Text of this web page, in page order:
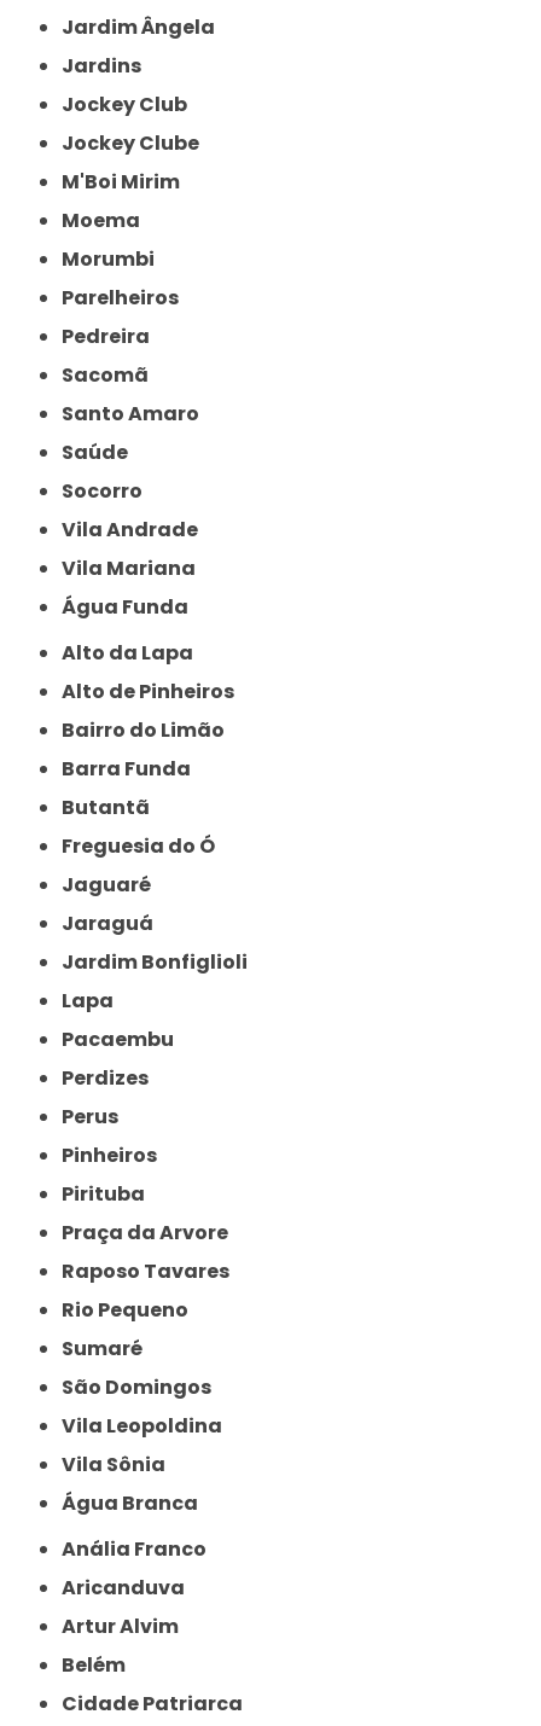
Jardim Ângela
Jardins
Jockey Club
Jockey Clube
M'Boi Mirim
Moema
Morumbi
Parelheiros
Pedreira
Sacomã
Santo Amaro
Saúde
Socorro
Vila Andrade
Vila Mariana
Água Funda
Alto da Lapa
Alto de Pinheiros
Bairro do Limão
Barra Funda
Butantã
Freguesia do Ó
Jaguaré
Jaraguá
Jardim Bonfiglioli
Lapa
Pacaembu
Perdizes
Perus
Pinheiros
Pirituba
Praça da Arvore
Raposo Tavares
Rio Pequeno
Sumaré
São Domingos
Vila Leopoldina
Vila Sônia
Água Branca
Anália Franco
Aricanduva
Artur Alvim
Belém
Cidade Patriarca